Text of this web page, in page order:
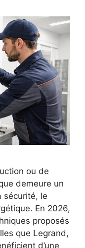
ou de
demeure un
sécurité, le
En 2026,
proposés
que Legrand,
d’une